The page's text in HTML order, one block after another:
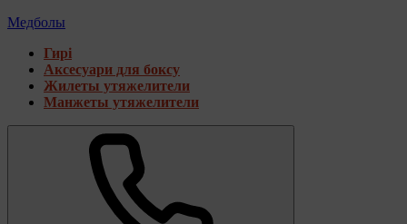
Медболы
Гирі
Аксесуари для боксу
Жилеты утяжелители
Манжеты утяжелители